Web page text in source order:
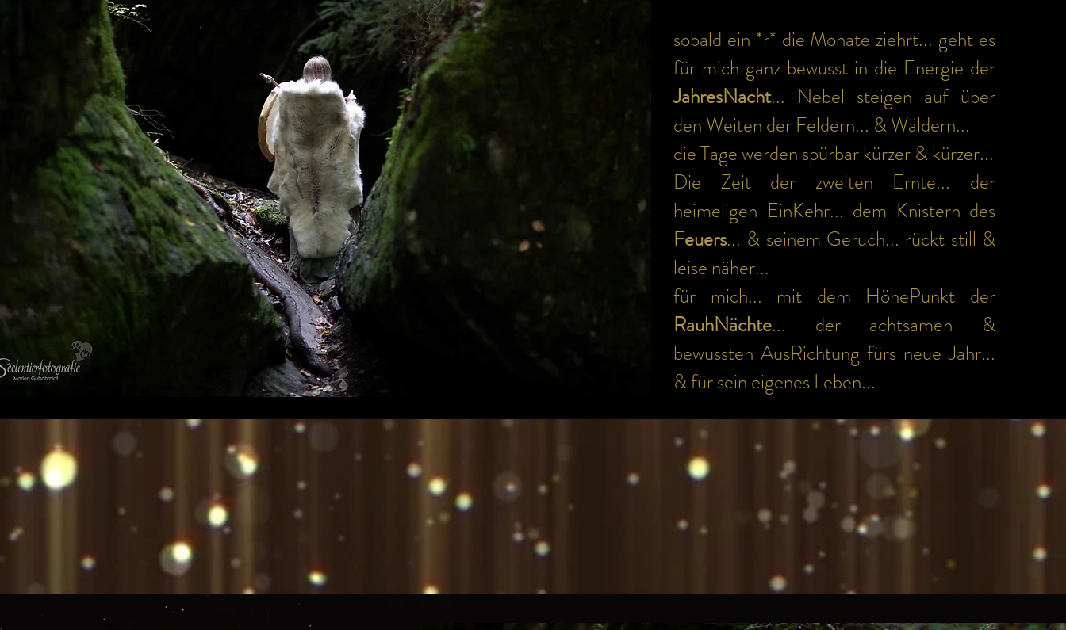
sobald ein *r* die Monate ziehrt... geht es
für mich ganz bewusst in die Energie der
JahresNacht... Nebel steigen auf über
den Weiten der Feldern... & Wäldern...
die Tage werden spürbar kürzer & kürzer...
Die Zeit der zweiten Ernte... der
heimeligen EinKehr... dem Knistern des
Feuers... & seinem Geruch... rückt still &
leise näher...
für mich... mit dem HöhePunkt der
RauhNächte... der achtsamen &
bewussten AusRichtung fürs neue Jahr...
& für sein eigenes Leben...